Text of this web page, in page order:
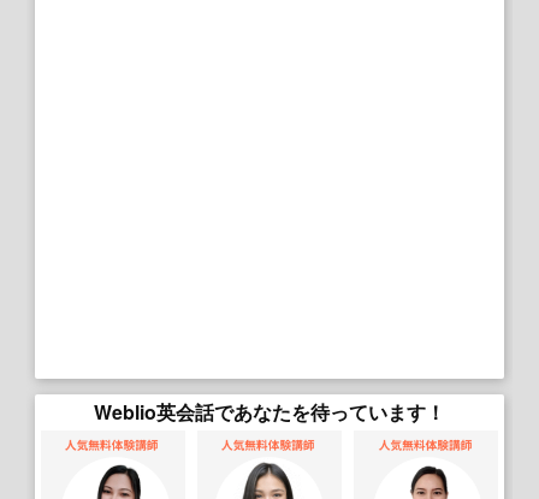
Weblio英会話であなたを待っています！